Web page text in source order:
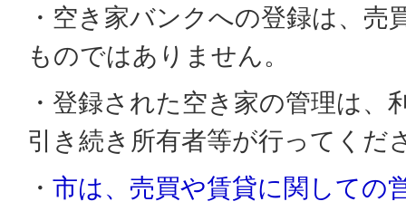
・空き家バンクへの登録は、売
ものではありません。
・登録された空き家の管理は、
引き続き所有者等が行ってくだ
・ 市は、売買や賃貸に関しての